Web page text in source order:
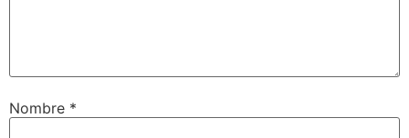
Nombre *